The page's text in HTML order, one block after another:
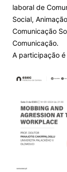
Elogio /
©2026
laboral de
Social,
Comunicação
Comunicação.
A participação